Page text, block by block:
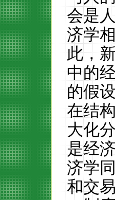
会是
济学
此，
中的
的假
在结
大化
是经
济学
和交